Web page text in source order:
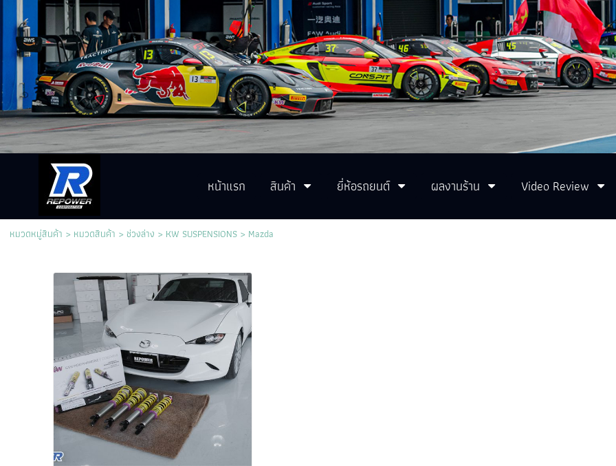
หน้าแรก สินค้า ยี่ห้อรถยนต์ ผลงานร้าน Video Review
หมวดหมู่สินค้า > หมวดสินค้า > ช่วงล่าง > KW SUSPENSIONS> Mazda